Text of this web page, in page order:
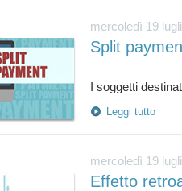
mercoledì 19
Split
Leggi tutto
mercoledì 19
Effetto